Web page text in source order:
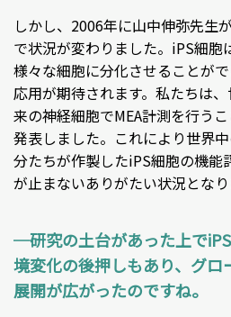
しかし、2006年に山中伸弥先生
で状況が変わりました。iPS細胞
様々な細胞に分化させることが
応用が期待されます。私たちは
来の神経細胞でMEA計測を行う
発表しました。これにより世界
分たちが作製したiPS細胞の機能
が止まないありがたい状況となり
─研究の土台があった上で
境変化の後押しもあり、グ
展開が広がったのですね。